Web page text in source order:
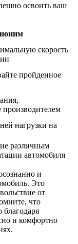
освоить ваш
скорость
пройденное
производителем
нагрузки на
различным
автомобиля
и
Это
от
что
благодаря
и комфортно